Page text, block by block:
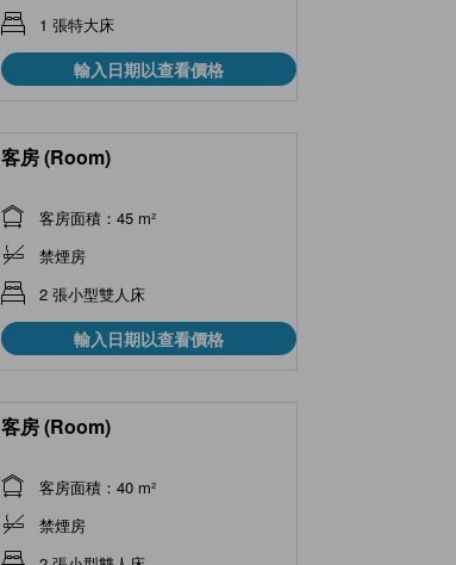
1 張特大床
輸入日期以查看價格
客房 (Room)
客房面積：45 m²
禁煙房
2 張小型雙人床
輸入日期以查看價格
客房 (Room)
客房面積：40 m²
禁煙房